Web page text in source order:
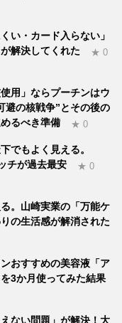
い・カード入らない」
解決してくれた
★ 0
用」ならプーチンはウ
避の核戦争”とその後の
るべき準備
★ 0
でもよく見える。
チが過去最安
★ 0
。山崎実業の「万能ケ
の生活感が解消された
おすすめの美容液「ア
3か月使ってみた結果
ない問題」が解決！大